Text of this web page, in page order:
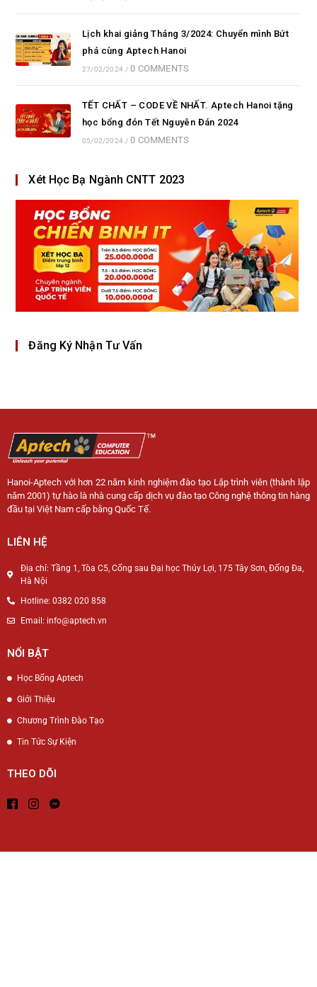
Lịch khai giảng Tháng 3/2024: Chuyển mình Bứt
phá cùng Aptech Hanoi
27/02/2024 / 0 COMMENTS
TẾT CHẤT – CODE VỀ NHẤT. Aptech Hanoi tặng
học bổng đón Tết Nguyên Đán 2024
05/02/2024 / 0 COMMENTS
Xét Học Bạ Ngành CNTT 2023
Đăng Ký Nhận Tư Vấn
Hanoi-Aptech với hơn 22 năm kinh nghiệm đào tạo Lập trình viên (thành lập
năm 2001) tự hào là nhà cung cấp dịch vụ đào tạo Công nghệ thông tin hàng
đầu tại Việt Nam cấp bằng Quốc Tế.
LIÊN HỆ
Địa chỉ: Tầng 1, Tòa C5, Cổng sau Đại học Thủy Lợi, 175 Tây Sơn, Đống Đa,
Hà Nội
Hotline: 0382 020 858
Email: info@aptech.vn
NỔI BẬT
Học Bổng Aptech
Giới Thiệu
Chương Trình Đào Tạo
Tin Tức Sự Kiện
THEO DÕI